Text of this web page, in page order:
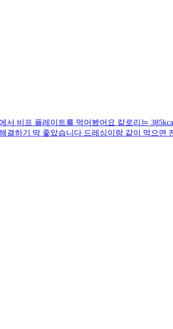
서 비프 플레이트를 먹어봤어요 칼로리는
결하기 딱 좋았습니다 드레싱이랑 같이 먹으